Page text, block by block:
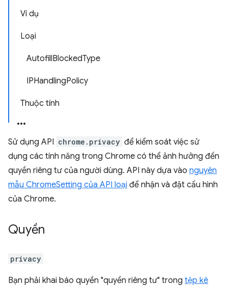
Ví dụ
Loại
AutofillBlockedType
IPHandlingPolicy
Thuộc tính
Sử dụng API chrome.privacy để kiểm soát việc sử
dụng các tính năng trong Chrome có thể ảnh hưởng đến
quyền riêng tư của người dùng. API này dựa vào nguyên
mẫu ChromeSetting của API loại để nhận và đặt cấu hình
của Chrome.
Quyền
privacy
Bạn phải khai báo quyền "quyền riêng tư" trong tệp kê